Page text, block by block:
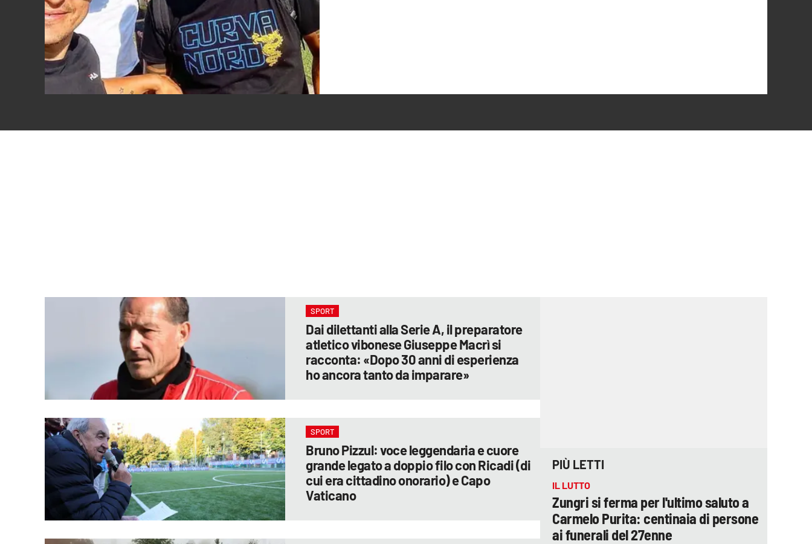
Streaming
catanzarochannel.it
lacapitalenews.it
SPORT
Dai dilettanti alla Serie A, il preparatore
atletico vibonese Giuseppe Macrì si
racconta: «Dopo 30 anni di esperienza
ho ancora tanto da imparare»
SPORT
Bruno Pizzul: voce leggendaria e cuore
grande legato a doppio filo con Ricadi (di
cui era cittadino onorario) e Capo
Vaticano
PIÙ LETTI
IL LUTTO
Zungri si ferma per l'ultimo saluto a
Carmelo Purita: centinaia di persone
ai funerali del 27enne